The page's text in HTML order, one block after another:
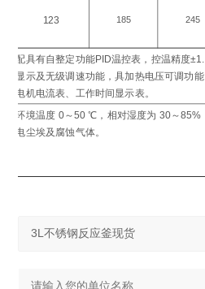
123 185 245
配具有自整定功能PID温控表，控温精度
显示及无级调速功能，具加热电压可调功能
电机电流表、工作时间显示表。
环境温度 0～50 ℃，相对湿度为 30～85%
电尘埃及腐蚀气体。